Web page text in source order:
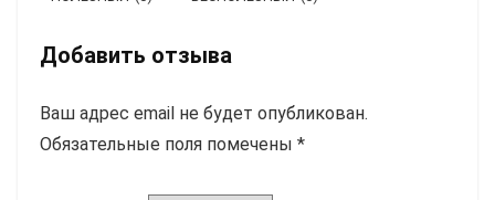
Добавить отзыва
Ваш адрес email не будет опубликован.
Обязательные поля помечены *